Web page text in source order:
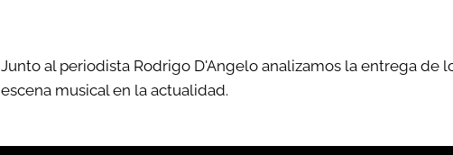
Junto al periodista Rodrigo D'Angelo analizamos la entrega de
escena musical en la actualidad.